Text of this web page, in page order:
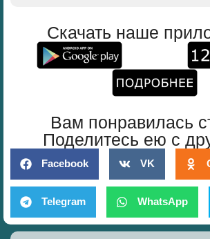
Скачать наше
Вам понравилась
Поделитесь ею с
Facebook VK
Telegram WhatsApp